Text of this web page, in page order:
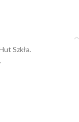
Szkła.